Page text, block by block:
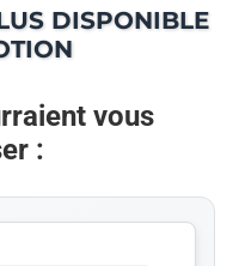
DISPONIBLE
vous
: